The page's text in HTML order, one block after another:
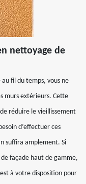
nettoyage de
fil du temps, vous ne
murs extérieurs. Cette
réduire le vieillissement
d’effectuer ces
suffira amplement. Si
façade haut de gamme,
à votre disposition pour